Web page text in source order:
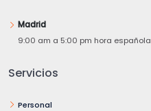
Madrid
9:00 am a 5:00 pm hora española
Servicios
Personal